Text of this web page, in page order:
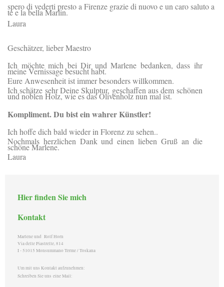
spero di vederti presto a Firenze grazie di nuovo e un caro saluto a
te e la bella Marlin.
Laura
Geschätzer, lieber Maestro
Ich möchte mich bei Dir und Marlene bedanken, dass ihr
meine Vernissage besucht habt.
Eure Anwesenheit ist immer besonders willkommen.
Ich schätze sehr Deine Skulptur, geschaffen aus dem schönen
und noblen Holz, wie es das Olivenholz nun mal ist.
Kompliment. Du bist ein wahrer Künstler!
Ich hoffe dich bald wieder in Florenz zu sehen..
Nochmals herzlichen Dank und einen lieben Gruß an die
schöne Marlene.
Laura
Hier finden Sie mich
Kontakt
Marlene und Rolf Horn
Via delle Piastrelle, 814
I - 51015 Monsummano Terme / Toskana
Um mit uns Kontakt aufzunehmen:
Schreiben Sie uns eine Mail: